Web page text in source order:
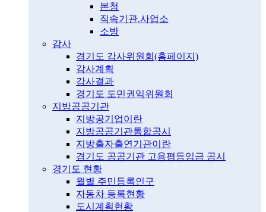
본청
직속기관.사업소
소방
감사
경기도 감사위원회(홈페이지)
감사계획
감사결과
경기도 도민권익위원회
지방공공기관
지방공기업이란
지방공공기관통합공시
지방출자출연기관이란
경기도 공공기관 고용평등임금 공시
경기도 현황
월별 주민등록인구
자동차 등록현황
도시계획현황